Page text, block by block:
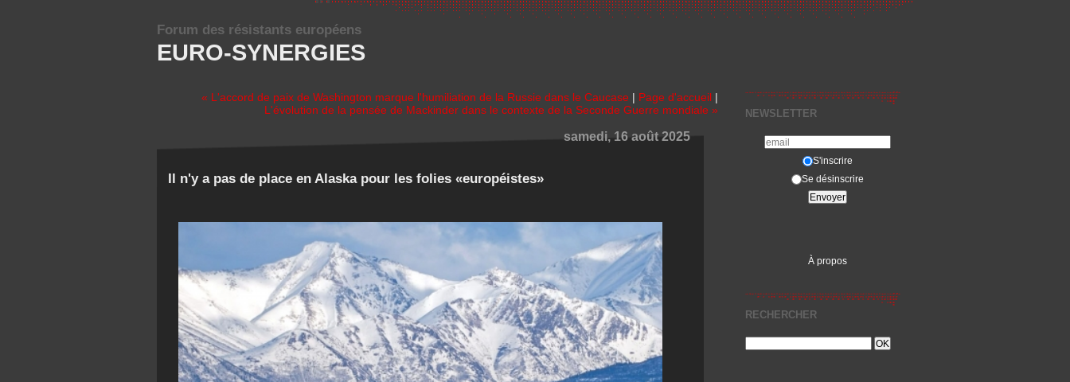
EURO-SYNERGIES
Forum des résistants européens
NEWSLETTER
S'inscrire
Se désinscrire
À propos
RECHERCHER
« L'accord de paix de Washington marque l'humiliation de la Russie dans le Caucase | Page d'accueil |
L'évolution de la pensée de Mackinder dans le contexte de la Seconde Guerre mondiale »
samedi, 16 août 2025
Il n'y a pas de place en Alaska pour les folies «européistes»